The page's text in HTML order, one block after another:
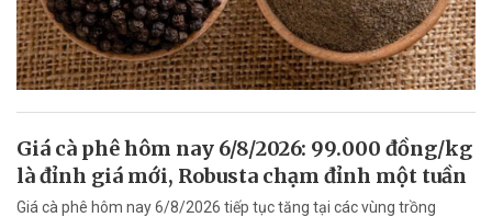
Giá cà phê hôm nay 6/8/2026: 99.000 đồng/kg
là đỉnh giá mới, Robusta chạm đỉnh một tuần
Giá cà phê hôm nay 6/8/2026 tiếp tục tăng tại các vùng trồng